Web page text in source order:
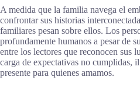
A medida que la familia navega el
confrontar sus historias
familiares pesan sobre ellos. Los
profundamente humanos a pesar de
entre los lectores que reconocen sus
carga de expectativas no cumplidas,
presente para quienes amamos.